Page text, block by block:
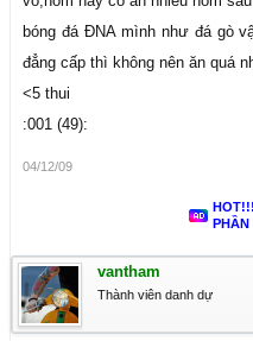
bóng đá ĐNA mình như đá gò
đẳng cấp thì không nên ăn quá
<5 thui
:001 (49):
04/12/09
PHẦN
vantham
Thành viên danh dự